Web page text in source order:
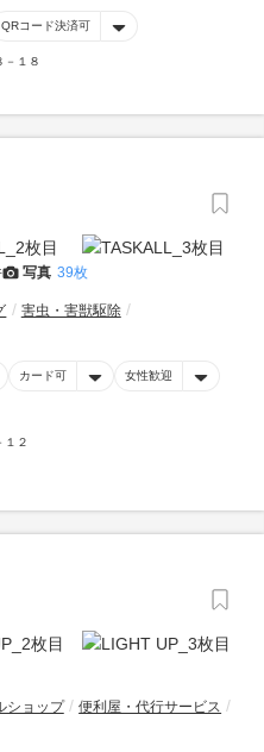
QRコード決済可
－１８
写真 39枚
害虫・害獣駆除
カード可 女性歓迎
１２
ショップ
便利屋・代行サービス